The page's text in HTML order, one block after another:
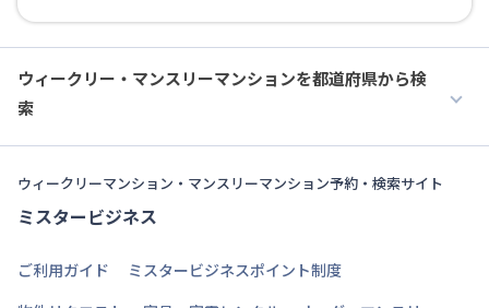
ウィークリー・マンスリーマンションを都道府県から検
索
ウィークリーマンション・マンスリーマンション予約・検索サイト
ミスタービジネス
ご利用ガイド
ミスタービジネスポイント制度